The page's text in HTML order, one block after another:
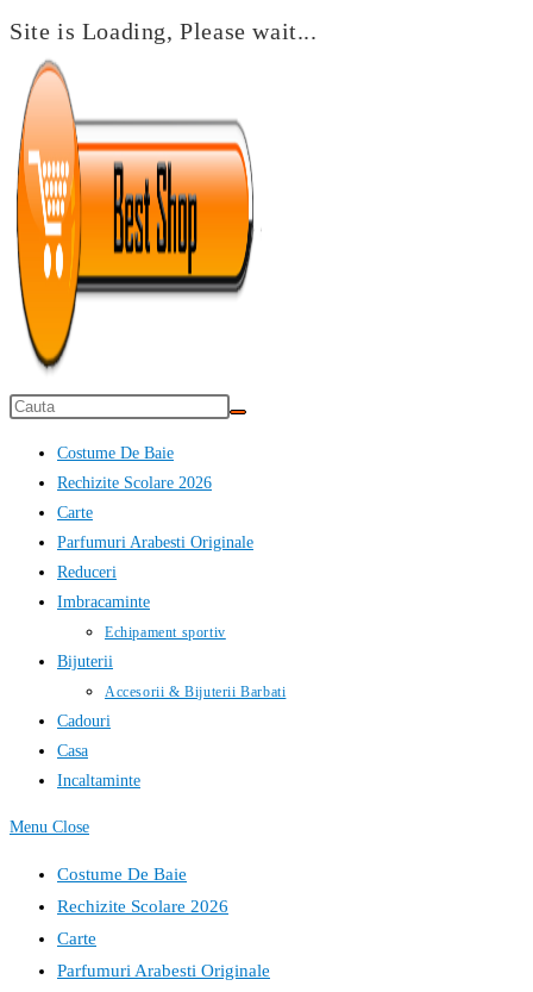
Site is Loading, Please wait...
Skip
content
Costume De Baie
Rechizite Scolare 2026
Carte
Parfumuri Arabesti Originale
Reduceri
Imbracaminte
Echipament sportiv
Bijuterii
Accesorii & Bijuterii Barbati
Cadouri
Casa
Incaltaminte
Menu Close
Costume De Baie
Rechizite Scolare 2026
Carte
Parfumuri Arabesti Originale